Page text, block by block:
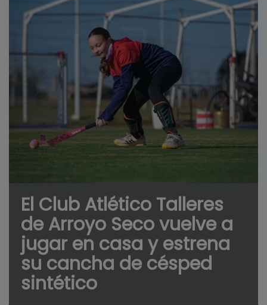
El Club Atlético Talleres
de Arroyo Seco vuelve a
jugar en casa y estrena
su cancha de césped
sintético